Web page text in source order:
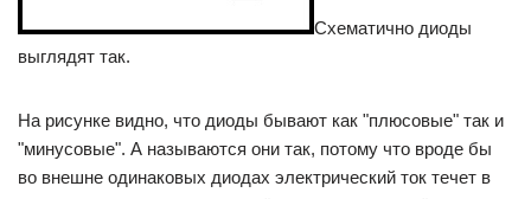
Схематично диоды
выглядят так.
На рисунке видно, что диоды бывают как "плюсовые" так и
"минусовые". А называются они так, потому что вроде бы
во внешне одинаковых диодах электрический ток течет в